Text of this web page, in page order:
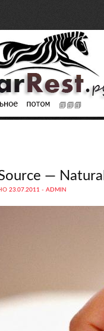
—
23.07.2011 - ADMIN